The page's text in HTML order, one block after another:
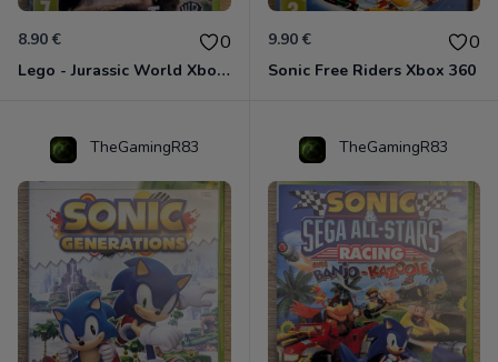
8.90 € 0
Lego - Jurassic World Xbox 360
9.90 € 0
Sonic Free Riders Xbox 360
TheGamingR83 TheGamingR83